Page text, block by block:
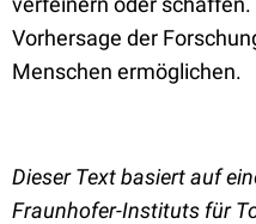
Vorhersage der
Menschen ermöglichen.
Dieser Text basiert auf
Fraunhofer-Instituts für